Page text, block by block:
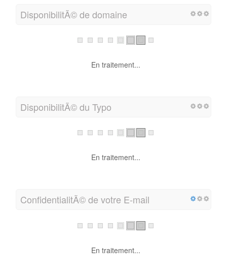
DisponibilitÃ© de domaine
En traitement...
DisponibilitÃ© du Typo
En traitement...
ConfidentialitÃ© de votre E-mail
En traitement...